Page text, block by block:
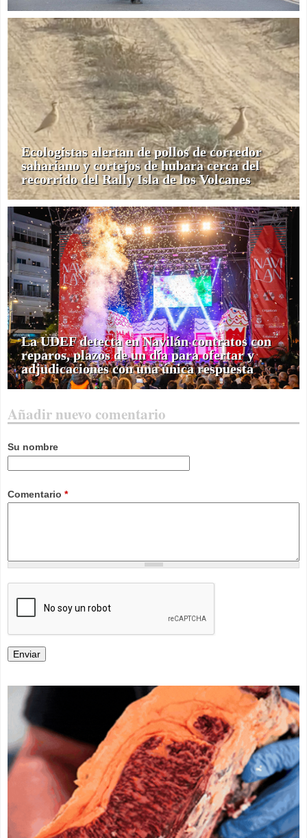
Ecologistas alertan de pollos de corredor
sahariano y cortejos de hubara cerca del
recorrido del Rally Isla de los Volcanes
La UDEF detecta en Navilán contratos con
reparos, plazos de un día para ofertar y
adjudicaciones con una única respuesta
Añadir nuevo comentario
Su nombre
Comentario *